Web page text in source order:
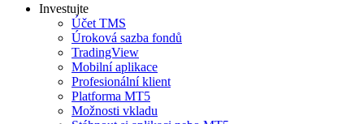
Investujte
Účet TMS
Úroková sazba fondů
TradingView
Mobilní aplikace
Profesionální klient
Platforma MT5
Možnosti vkladu